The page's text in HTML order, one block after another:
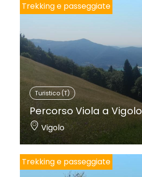
Trekking e passeggiate
Turistico (T)
Percorso Viola a Vigolo
Vigolo
Trekking e passeggiate